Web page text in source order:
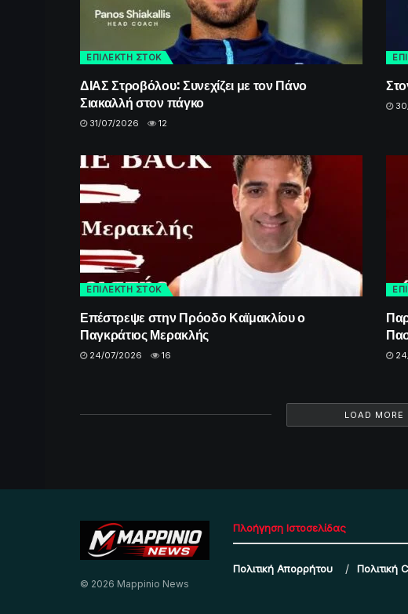
ΕΠΙΛΕΚΤΗ ΣΤΟΚ
ΔΙΑΣ Στροβόλου: Συνεχίζει με τον Πάνο
Σιακαλλή στον πάγκο
31/07/2026 12
ΕΠΙΛΕΚΤΗ ΣΤΟΚ
Επέστρεψε στην Πρόοδο Καϊμακλίου ο
Παγκράτιος Μερακλής
24/07/2026 16
LOAD MORE
© 2026 Mappinio News
Πλοήγηση Ιστοσελίδας
Πολιτική Απορρήτου Πολιτική